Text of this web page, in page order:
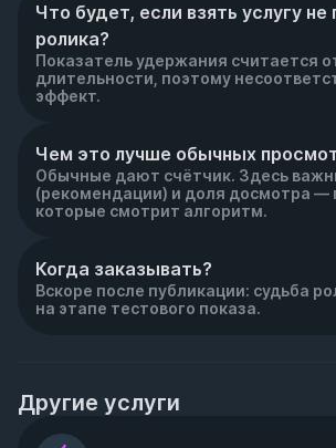
Что будет, если взять услугу не
ролика?
Показатель удержания считается
длительности, поэтому
эффект.
Чем это лучше обычных
Обычные дают счётчик. Здесь
(рекомендации) и доля досмотра —
которые смотрит алгоритм.
Когда заказывать?
Вскоре после публикации: судьба
на этапе тестового показа.
Другие услуги